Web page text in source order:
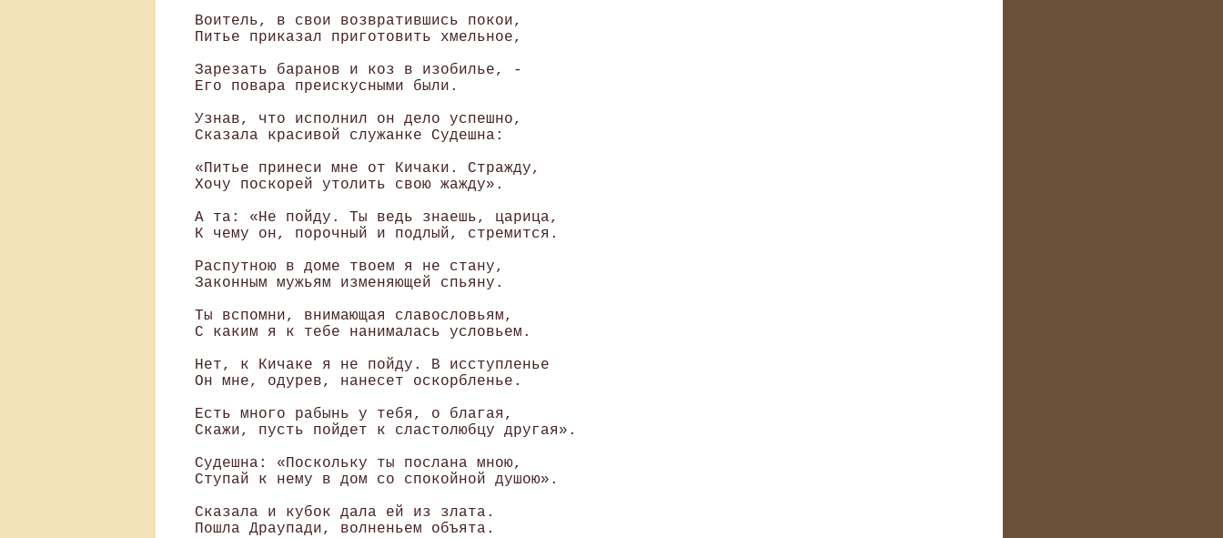
Воитель, в свои возвратившись покои,
Питье приказал приготовить хмельное,
Зарезать баранов и коз в изобилье, -
Его повара преискусными были.
Узнав, что исполнил он дело успешно,
Сказала красивой служанке Судешна:
«Питье принеси мне от Кичаки. Стражду,
Хочу поскорей утолить свою жажду».
А та: «Не пойду. Ты ведь знаешь, царица,
К чему он, порочный и подлый, стремится.
Распутною в доме твоем я не стану,
Законным мужьям изменяющей спьяну.
Ты вспомни, внимающая славословьям,
С каким я к тебе нанималась условьем.
Нет, к Кичаке я не пойду. В исступленье
Он мне, одурев, нанесет оскорбленье.
Есть много рабынь у тебя, о благая,
Скажи, пусть пойдет к сластолюбцу другая».
Судешна: «Поскольку ты послана мною,
Ступай к нему в дом со спокойной душою».
Сказала и кубок дала ей из злата.
Пошла Драупади, волненьем объята.